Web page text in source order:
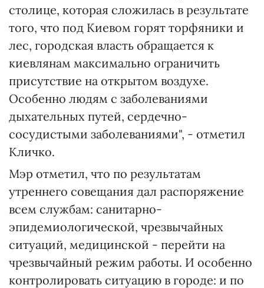
столице, которая сложилась в результате
того, что под Киевом горят торфяники и
лес, городская власть обращается к
киевлянам максимально ограничить
присутствие на открытом воздухе.
Особенно людям с заболеваниями
дыхательных путей, сердечно-
сосудистыми заболеваниями", - отметил
Кличко.
Мэр отметил, что по результатам
утреннего совещания дал распоряжение
всем службам: санитарно-
эпидемиологической, чрезвычайных
ситуаций, медицинской - перейти на
чрезвычайный режим работы. И особенно
контролировать ситуацию в городе: и по